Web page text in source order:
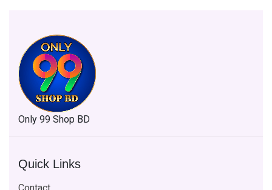
Only 99 Shop BD
Quick Links